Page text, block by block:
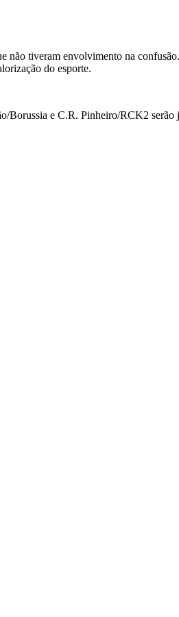
não tiveram envolvimento na
do esporte.
Borussia e C.R. Pinheiro/RCK2